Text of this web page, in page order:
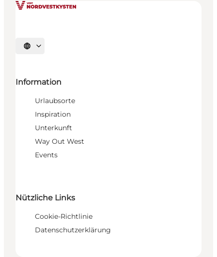
Sprache auswählen
Information
Urlaubsorte
Inspiration
Unterkunft
Way Out West
Events
Nützliche Links
Cookie-Richtlinie
Datenschutzerklärung